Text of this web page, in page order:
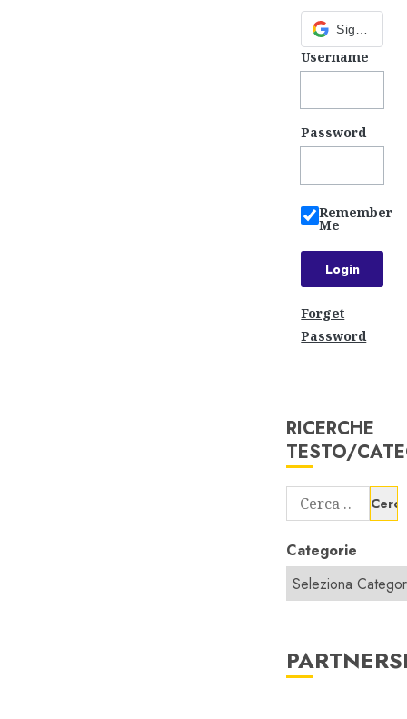
Sign in with Google
Username
Password
Remember
Me
Forget
Password
RICERCHE
TESTO/
Ricerca
per:
Categorie